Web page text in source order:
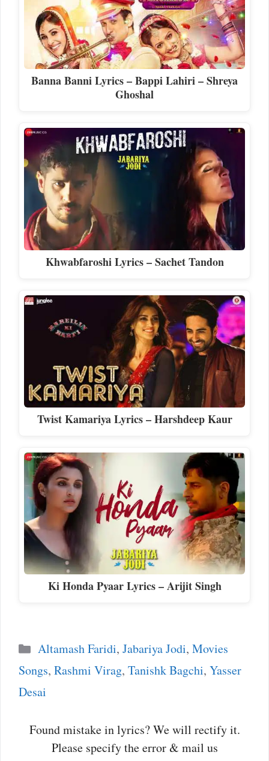
Banna Banni Lyrics – Bappi Lahiri – Shreya
Ghoshal
Khwabfaroshi Lyrics – Sachet Tandon
Twist Kamariya Lyrics – Harshdeep Kaur
Ki Honda Pyaar Lyrics – Arijit Singh
Categories
Altamash Faridi, Jabariya Jodi, Movies
Songs, Rashmi Virag, Tanishk Bagchi, Yasser
Desai
Found mistake in lyrics? We will rectify it.
Please specify the error & mail us